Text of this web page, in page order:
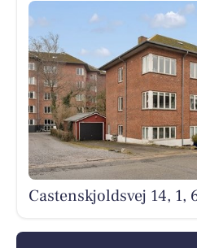
Castenskjoldsvej 14, 1,